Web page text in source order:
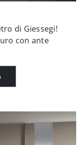
di Giessegi!
con ante